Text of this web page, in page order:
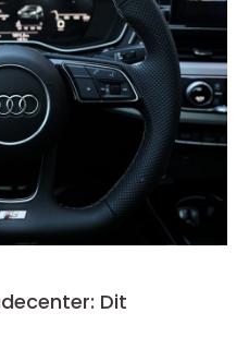
Dit